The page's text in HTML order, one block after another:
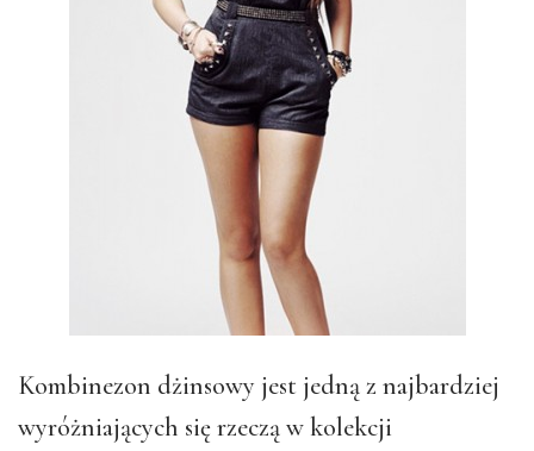
Kombinezon dżinsowy jest jedną z najbardziej
wyróżniających się rzeczą w kolekcji